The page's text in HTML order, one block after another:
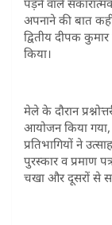
अपनाने की बात
द्वितीय दीपक
किया।
मेले के दौरान
आयोजन किया
प्रतिभागियों ने
पुरस्कार व प्रमाण
चखा और दूसरों से